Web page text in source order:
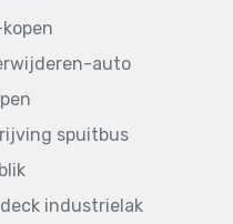
auto
spuitbus
industrielak